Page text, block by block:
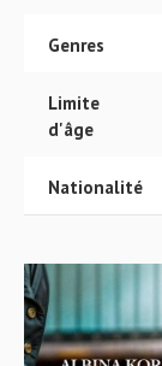
Genres
Limite
d'âge
Nationalité